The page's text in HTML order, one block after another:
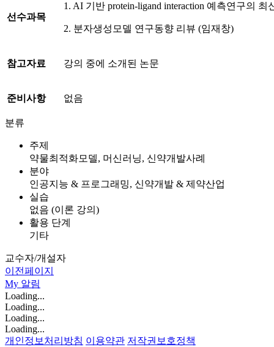
선수과목
1. AI 기반 protein-ligand interaction 예측연구의 최
2. 분자생성모델 연구동향 리뷰 (임재창)
참고자료 강의 중에 소개된 논문
준비사항 없음
분류
주제
약물최적화모델, 머신러닝, 신약개발사례
분야
인공지능 & 프로그래밍, 신약개발 & 제약산업
실습
없음 (이론 강의)
활용 단계
기타
교수자/개설자
이전페이지
My 알림
Loading...
Loading...
Loading...
Loading...
개인정보처리방침 이용약관 저작권보호정책